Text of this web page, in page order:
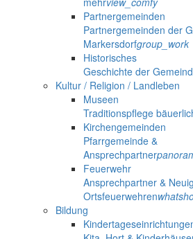
Partnergemeinden
Partnergemeinden der
Markersdorfgroup_work
Historisches
Geschichte der
Kultur / Religion / Landleben
Museen
Traditionspflege
Kirchengemeinden
Pfarrgemeinde &
Ansprechpartner
Feuerwehr
Ansprechpartner &
Ortsfeuerwehren
Bildung